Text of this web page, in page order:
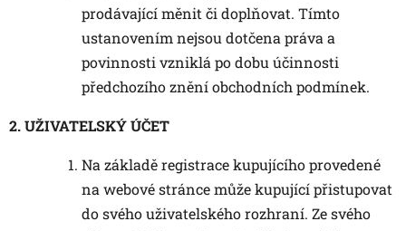
prodávající měnit či doplňovat. Tímto
ustanovením nejsou dotčena práva a
povinnosti vzniklá po dobu účinnosti
předchozího znění obchodních podmínek.
2. UŽIVATELSKÝ ÚČET
Na základě registrace kupujícího provedené
na webové stránce může kupující přistupovat
do svého uživatelského rozhraní. Ze svého